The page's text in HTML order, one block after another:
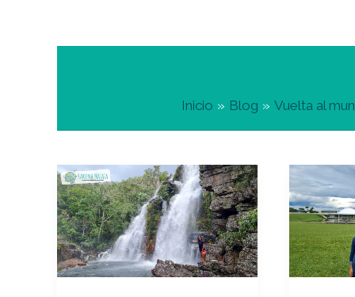
Inicio Blog Vuelta al
Qué
hacer
en
Chapada
dos
Qué
visitar
en
Brasilia